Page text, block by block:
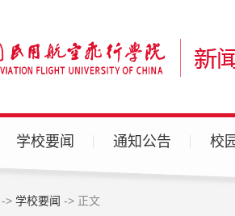
学校要闻 通知公告 校
-> 学校要闻 -> 正文